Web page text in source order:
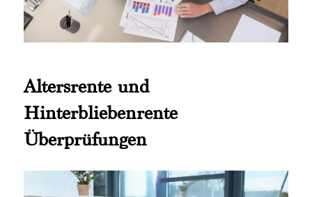
Altersrente und
Hinterbliebenrente
Überprüfungen